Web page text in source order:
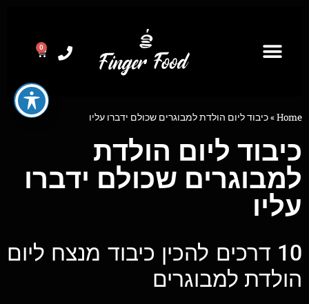
0
Home
»כיבוד ליום הולדת למבוגרים שכולם ידברו עליו
כיבוד ליום הולדת
למבוגרים שכולם ידברו
עליו
10 דרכים להכין כיבוד מנצח ליום
הולדת למבוגרים